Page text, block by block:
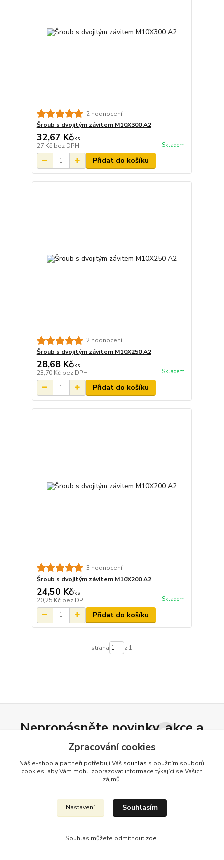
2 hodnocení
Šroub s dvojitým závitem M10X300 A2
32,67 Kč/ks
27 Kč bez DPH Skladem
Přidat do košíku
2 hodnocení
Šroub s dvojitým závitem M10X250 A2
28,68 Kč/ks
23,70 Kč bez DPH Skladem
Přidat do košíku
3 hodnocení
Šroub s dvojitým závitem M10X200 A2
24,50 Kč/ks
20,25 Kč bez DPH Skladem
Přidat do košíku
strana z 1
Nepropásněte novinky, akce a
slevy!
Přihlásit se
Můžete se kdykoli odhlásit. Zasíláme jednou za 14 dní.
Zpracování cookies
Náš e-shop a partneři potřebují Váš souhlas s použitím souborů
cookies, aby Vám mohli zobrazovat informace týkající se Vašich
zájmů.
Nastavení Souhlasím
Souhlas můžete odmítnout zde.